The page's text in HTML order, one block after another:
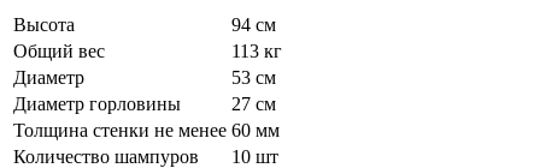
Высота
94 см
Общий вес
113 кг
Диаметр
53 см
Диаметр горловины
27 см
Толщина стенки не менее 60 мм
Количество шампуров
10 шт